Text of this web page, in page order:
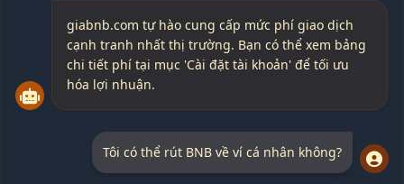
giabnb.com tự hào cung cấp mức phí giao dịch
cạnh tranh nhất thị trường. Bạn có thể xem bảng
chi tiết phí tại mục 'Cài đặt tài khoản' để tối ưu
hóa lợi nhuận.
Tôi có thể rút BNB về ví cá nhân không?